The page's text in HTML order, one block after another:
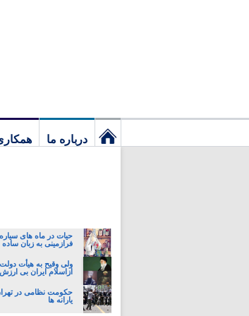
درباره ما
حیات در ماه های
فرازمینی به زبان
ولی وقیح به هیأت
ازاسلام ایران بی
حکومت نظامی در
یارانه ها